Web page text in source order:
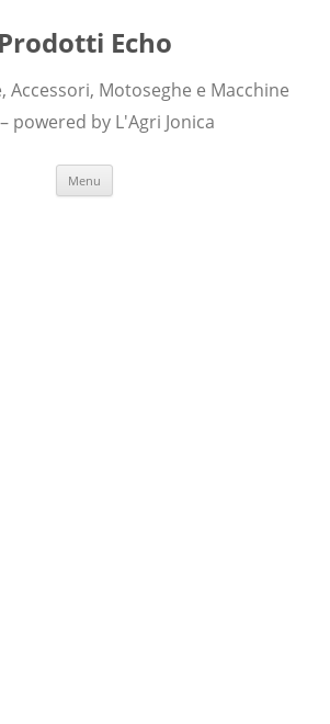
Prodotti Echo
Accessori, Motoseghe e Macchine
powered by L'Agri Jonica
Menu